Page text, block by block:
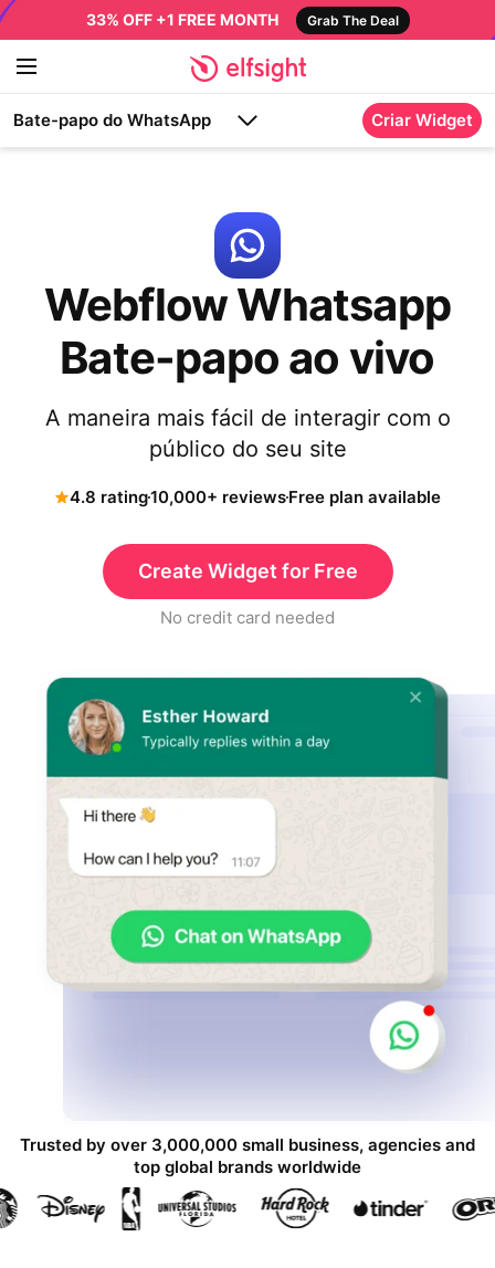
33% OFF +1 FREE MONTH Grab The Deal
Bate-papo do WhatsApp Criar Widget
Webflow Whatsapp
Bate-papo ao vivo
A maneira mais fácil de interagir com o
público do seu site
4.8 rating10,000+ reviewsFree plan available
Create Widget for Free
No credit card needed
Trusted by over 3,000,000 small business, agencies and
top global brands worldwide